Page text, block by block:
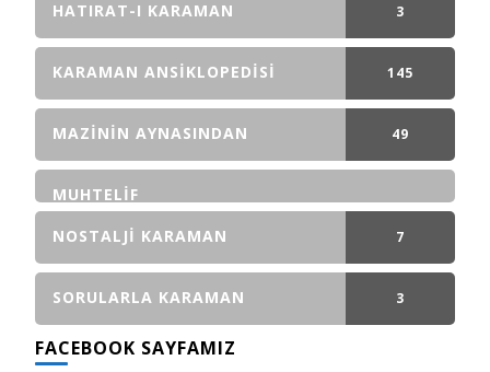
HATIRAT-I KARAMAN 3
GÖNDERI(LER)
KARAMAN ANSIKLOPEDISI 145
GÖNDERI(LER)
MAZININ AYNASINDAN 49
MUHTELIF
NOSTALJI KARAMAN
7
GÖNDERI(LER)
SORULARLA KARAMAN 3
FACEBOOK SAYFAMIZ